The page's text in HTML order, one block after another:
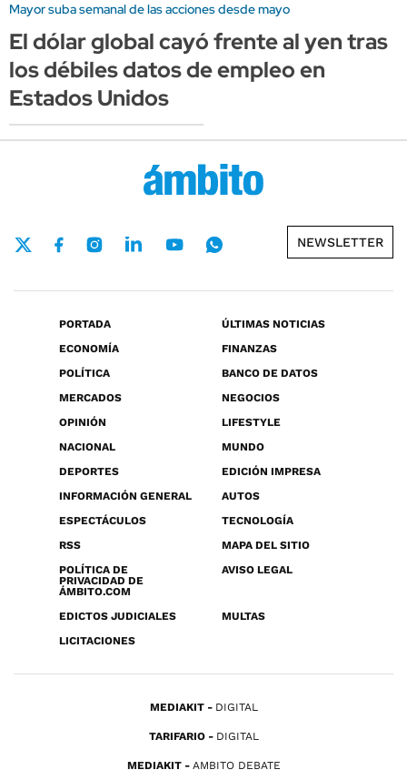
Mayor suba semanal de las acciones desde mayo
El dólar global cayó frente al yen tras
los débiles datos de empleo en
Estados Unidos
NEWSLETTER
PORTADA
ÚLTIMAS NOTICIAS
ECONOMÍA
FINANZAS
POLÍTICA
BANCO DE DATOS
MERCADOS
NEGOCIOS
OPINIÓN
LIFESTYLE
NACIONAL
MUNDO
DEPORTES
EDICIÓN IMPRESA
INFORMACIÓN GENERAL
AUTOS
ESPECTÁCULOS
TECNOLOGÍA
RSS
MAPA DEL SITIO
POLÍTICA DE
PRIVACIDAD DE
ÁMBITO.COM
AVISO LEGAL
EDICTOS JUDICIALES
MULTAS
LICITACIONES
MEDIAKIT DIGITAL
TARIFARIO DIGITAL
MEDIAKIT AMBITO DEBATE